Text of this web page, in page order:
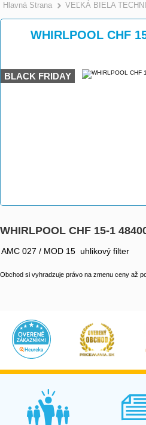
Hlavná Strana >
VEĽKÁ BIELA
WHIRLPOOL CHF
BLACK FRIDAY
WHIRLPOOL CHF 15-1
AMC 027 / MOD 15 uhlikový filter
Obchod si vyhradzuje právo na zmenu ceny až